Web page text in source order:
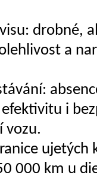
drobné,
a
i
vozu.
000 km u